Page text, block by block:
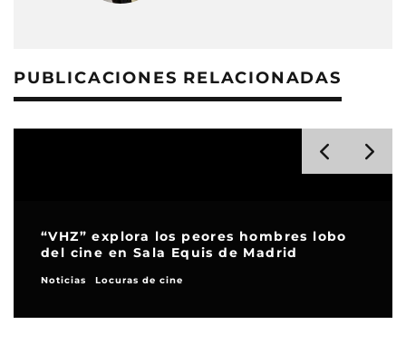
PUBLICACIONES RELACIONADAS
Mel Brooks, un siglo de risas
Noticias